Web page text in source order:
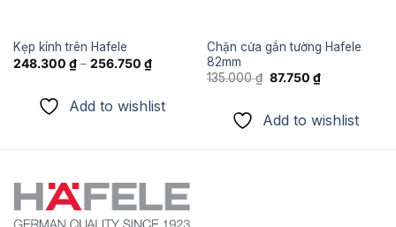
Kẹp kính trên Hafele
248.300 ₫– 256.750 ₫
Add to wishlist
Chặn cửa gắn tường Hafele
82mm
135.000₫ Giá
135.000 ₫.
87.750 ₫Giá
hiện
là:
87.750 ₫.
Add to wishlist